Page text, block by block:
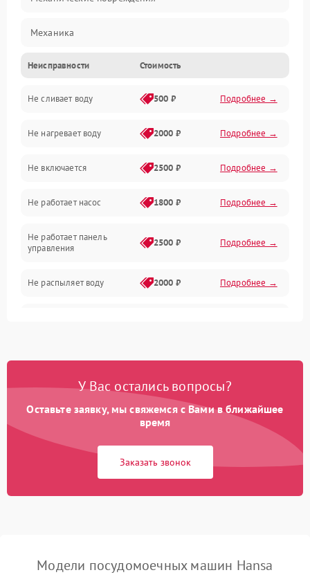
Механика
Управление
Электропитание
Датчики
Нагрев
Вода
Гигиена
Программное обеспечение
Неисправности Стоимость
Не сливает воду 500 ₽ Подробнее →
Не нагревает воду 2000 ₽ Подробнее →
Не включается 2500 ₽ Подробнее →
Не работает насос 1800 ₽ Подробнее →
Не работает панель
управления
2500 ₽ Подробнее →
Не распыляет воду 2000 ₽ Подробнее →
Проблемы с набором
Не работает сушилка 2100 ₽ Подробнее →
Сбои в работе таймера 1700 ₽
У Вас остались вопросы?
Оставьте заявку, мы свяжемся с Вами в ближайшее
время
Заказать звонок
Модели посудомоечных машин Hansa